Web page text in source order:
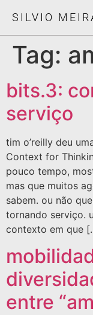
SILVIO
Tag:
bits.3:
serviço
tim o’reilly deu
Context for
pouco tempo,
mas que muitos
sabem. ou não
tornando serviço.
contexto em que
entre